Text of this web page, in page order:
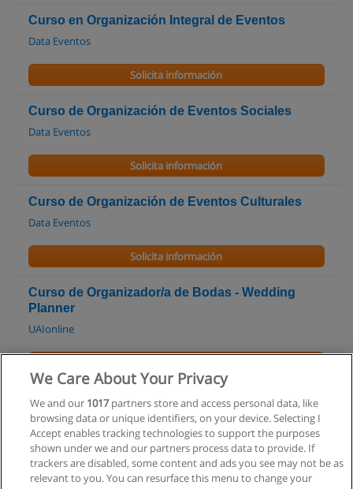
Curso en Organización Integral de Eventos
Data Eventos
Solicita información
Curso de Organización de Eventos Sociales
Data Eventos
Solicita información
Curso de Organización de Eventos Culturales
Data Eventos
Solicita información
Curso de Organizador/a de Bodas - Wedding
Planner
UAIonline
Curso de Organizador de Eventos
Buenos Aires Educa
Solicita información
We Care About Your Privacy
We and our 1017partners store and access personal data, like
browsing data or unique identifiers, on your device. Selecting I
Accept enables tracking technologies to support the purposes
shown under we and our partners process data to provide. If
trackers are disabled, some content and ads you see may not be as
relevant to you. You can resurface this menu to change your